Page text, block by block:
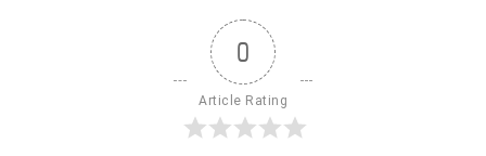
0
Article Rating